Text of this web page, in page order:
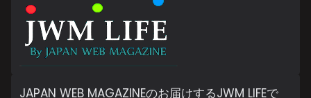
JAPAN WEB MAGAZINEのお届けするJWM LIFEで